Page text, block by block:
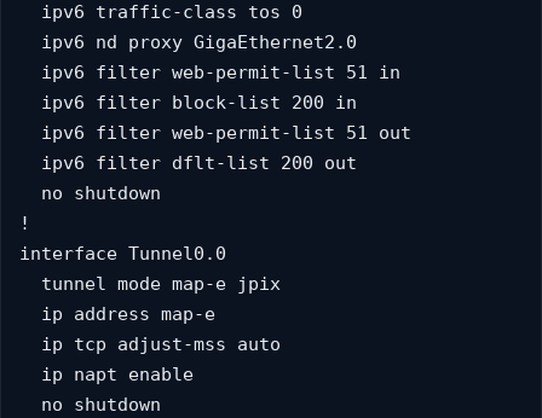
  ipv6 traffic-class tos 0
  ipv6 nd proxy GigaEthernet2.0
  ipv6 filter web-permit-list 51 in
  ipv6 filter block-list 200 in
  ipv6 filter web-permit-list 51 out
  ipv6 filter dflt-list 200 out
  no shutdown
!
interface Tunnel0.0
  tunnel mode map-e jpix
  ip address map-e
  ip tcp adjust-mss auto
  ip napt enable
  no shutdown